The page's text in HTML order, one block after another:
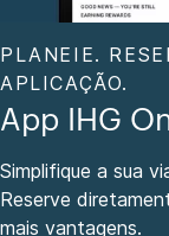
PLANEIE.
APLICAÇÃO.
App IHG
Simplifique a sua
Reserve
mais vantagens.